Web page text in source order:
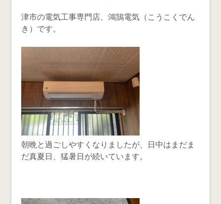
津市の電気工事専門店、鴻鵠電気（こうこくでん
き）です。
朝晩と過ごしやすくなりましたが、日中はまだま
だ真夏日、猛暑日が続いています。